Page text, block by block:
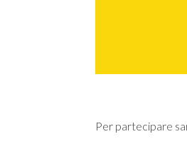
Per partecipare